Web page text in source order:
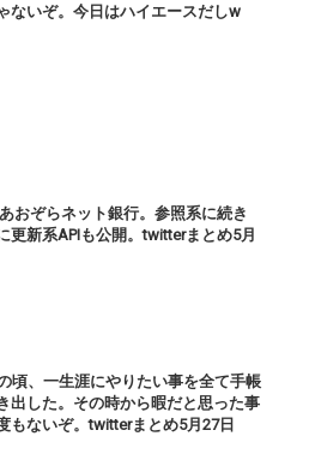
ないぞ。今日はハイエースだしw
おぞらネット銀行。参照系に続き
更新系APIも公開。twitterまとめ5月
頃、一生涯にやりたい事を全て手帳
出した。その時から暇だと思った事
もないぞ。twitterまとめ5月27日